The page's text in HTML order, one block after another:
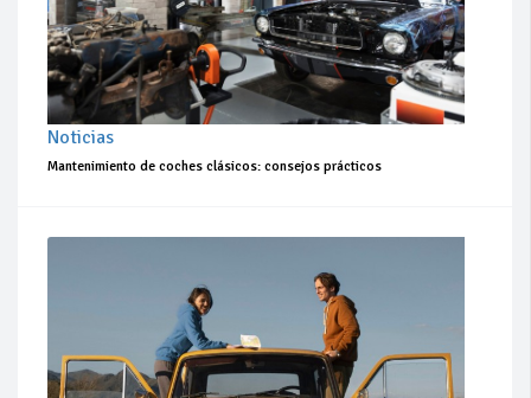
Noticias
Mantenimiento de coches clásicos: consejos prácticos